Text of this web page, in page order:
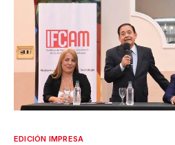
EDICIÓN IMPRESA